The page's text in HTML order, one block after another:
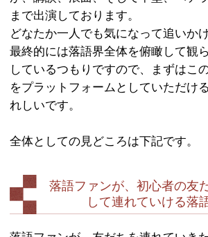
ないんだよね、という方
普段の落語会とは雰囲気
かんないとこ」を見てみ
全方位で、どの回も楽し
「渋谷らくご」は二つ
が、講談、浪曲、そして
まで出演しております。